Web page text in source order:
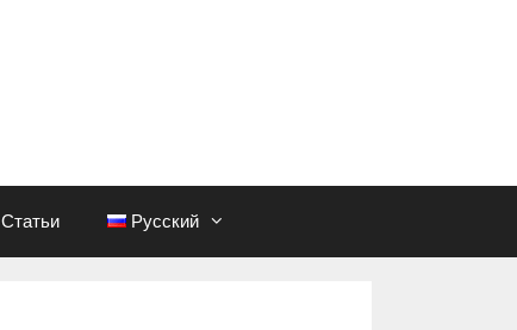
Статьи Русский